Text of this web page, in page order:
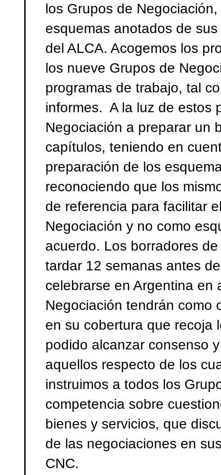
los Grupos de
esquemas anotados de
del ALCA. Acogemos los
los nueve Grupos de
programas de trabajo, tal
informes. A la luz de estos
Negociación a preparar un
capítulos, teniendo en
preparación de los
reconociendo que los
de referencia para facilitar
Negociación y no como
acuerdo. Los borradores
tardar 12 semanas antes
celebrarse en Argentina
Negociación tendrán como
en su cobertura que recoja
podido alcanzar consenso
aquellos respecto de los
instruimos a todos los
competencia sobre
bienes y servicios, que
de las negociaciones en
CNC.